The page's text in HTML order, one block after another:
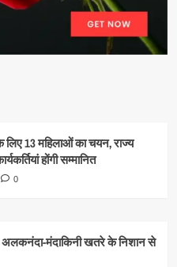
लिए 13 महिलाओं का चयन, राज्य
होंगी सम्मानित
0
मंदाकिनी खतरे के निशान से